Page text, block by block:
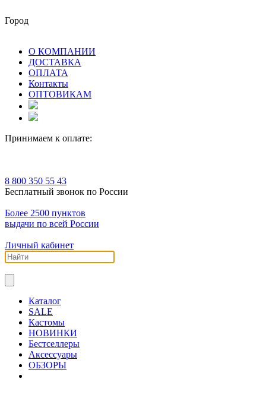
Город
О КОМПАНИИ
ДОСТАВКА
ОПЛАТА
Контакты
ОПТОВИКАМ
Принимаем к оплате:
8 800 350 55 43
Бесплатный звонок по России
Более 2500 пунктов
выдачи по всей России
Личный кабинет
Каталог
SALE
Кастомы
НОВИНКИ
Бестселлеры
Аксессуары
ОБЗОРЫ